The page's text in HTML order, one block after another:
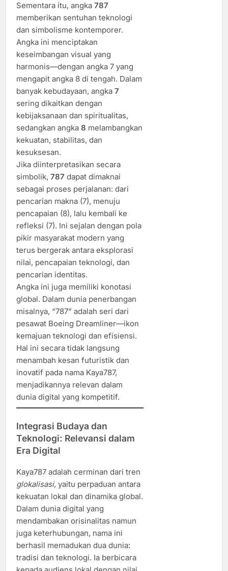
Sementara itu, angka 787
memberikan sentuhan teknologi
dan simbolisme kontemporer.
Angka ini menciptakan
keseimbangan visual yang
harmonis—dengan angka 7 yang
mengapit angka 8 di tengah. Dalam
banyak kebudayaan, angka 7
sering dikaitkan dengan
kebijaksanaan dan spiritualitas,
sedangkan angka 8 melambangkan
kekuatan, stabilitas, dan
kesuksesan.
Jika diinterpretasikan secara
simbolik, 787 dapat dimaknai
sebagai proses perjalanan: dari
pencarian makna (7), menuju
pencapaian (8), lalu kembali ke
refleksi (7). Ini sejalan dengan pola
pikir masyarakat modern yang
terus bergerak antara eksplorasi
nilai, pencapaian teknologi, dan
pencarian identitas.
Angka ini juga memiliki konotasi
global. Dalam dunia penerbangan
misalnya, “787” adalah seri dari
pesawat Boeing Dreamliner—ikon
kemajuan teknologi dan efisiensi.
Hal ini secara tidak langsung
menambah kesan futuristik dan
inovatif pada nama Kaya787,
menjadikannya relevan dalam
dunia digital yang kompetitif.
Integrasi Budaya dan
Teknologi: Relevansi dalam
Era Digital
Kaya787 adalah cerminan dari tren
glokalisasi, yaitu perpaduan antara
kekuatan lokal dan dinamika global.
Dalam dunia digital yang
mendambakan orisinalitas namun
juga keterhubungan, nama ini
berhasil memadukan dua dunia:
tradisi dan teknologi. Ia berbicara